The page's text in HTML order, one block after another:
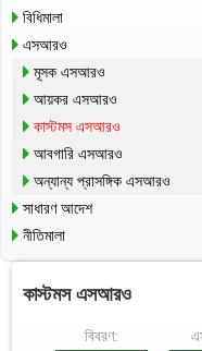
বিধিমালা
এসআরও
মূসক এসআরও
আয়কর এসআরও
কাস্টমস এসআরও
আবগারি এসআরও
অন্যান্য প্রাসঙ্গিক এসআরও
সাধারণ আদেশ
নীতিমালা
কাস্টমস এসআরও
বিবরণ: